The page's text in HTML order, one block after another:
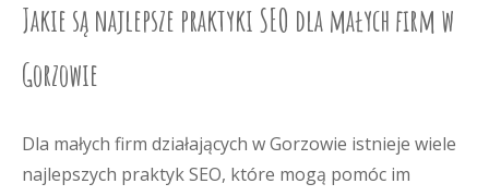
Jakie są najlepsze praktyki SEO dla małych firm w
Gorzowie
Dla małych firm działających w Gorzowie istnieje wiele
najlepszych praktyk SEO, które mogą pomóc im